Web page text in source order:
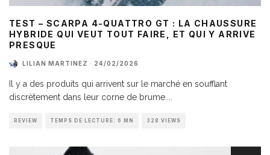
TEST – SCARPA 4-QUATTRO GT : LA CHAUSSURE
HYBRIDE QUI VEUT TOUT FAIRE, ET QUI Y ARRIVE
PRESQUE
LILIAN MARTINEZ · 24/02/2026
Il y a des produits qui arrivent sur le marché en soufflant
discrètement dans leur corne de brume.
REVIEW TEMPS DE LECTURE: 6 MN 328 VIEWS